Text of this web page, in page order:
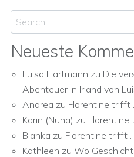
Search
Neueste
Luisa Hartmann zu Die
Abenteuer in Irland von
Andrea zu Florentine trifft
Karin (Nuna) zu Florentine
Bianka zu Florentine trifft
Kathleen zu Wo